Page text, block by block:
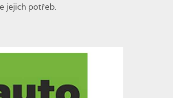
jejich potřeb.